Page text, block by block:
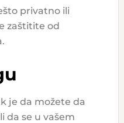
privatno ili
zaštitite od
je da možete da
da se u vašem